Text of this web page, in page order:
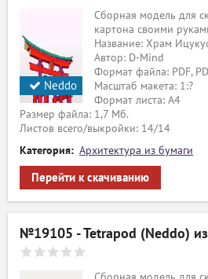
Neddo
Сборная модель для
картона своими
Название: Храм
Автор: D-Mind
Формат файла: PDF,
Масштаб макета: 1:?
Формат листа: А4
Размер файла: 1,7 Мб.
Листов всего/выкройки: 14/14
Категория: Архитектура из бумаги
Перейти к скачиванию
№19105 - Tetrapod (Neddo)